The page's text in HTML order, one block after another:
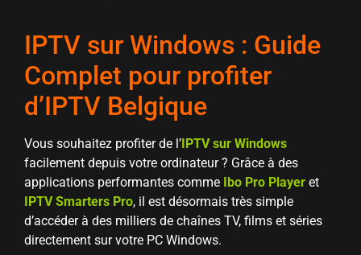
IPTV sur Windows : Guide
Complet pour profiter
d’IPTV Belgique
Vous souhaitez profiter de l’IPTV sur Windows
facilement depuis votre ordinateur ? Grâce à des
applications performantes comme Ibo Pro Player et
IPTV Smarters Pro, il est désormais très simple
d’accéder à des milliers de chaînes TV, films et séries
directement sur votre PC Windows.